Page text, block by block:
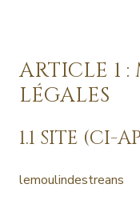
ARTICLE 1
LÉGALES
1.1 SITE (CI-
lemoulindestreans